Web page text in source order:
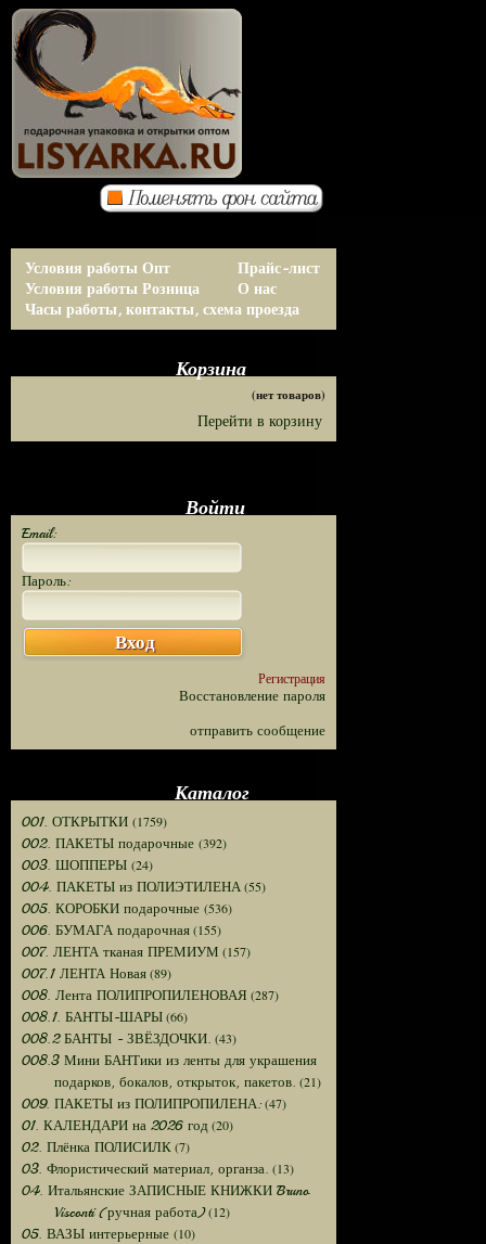
Условия работы Опт
Условия работы Розница
Прайс-лист
О нас
Часы работы, контакты, схема проезда
Корзина
(нет товаров)
Перейти в корзину
Войти
Email:
Пароль:
Вход
Регистрация
Восстановление пароля
отправить сообщение
Каталог
001. ОТКРЫТКИ (1759)
002. ПАКЕТЫ подарочные (392)
003. ШОППЕРЫ (24)
004. ПАКЕТЫ из ПОЛИЭТИЛЕНА(55)
005. КОРОБКИ подарочные (536)
006. БУМАГА подарочная(155)
007. ЛЕНТА тканая ПРЕМИУМ (157)
007.1 ЛЕНТА Новая(89)
008. Лента ПОЛИПРОПИЛЕНОВАЯ (287)
008.1. БАНТЫ-ШАРЫ(66)
008.2 БАНТЫ - ЗВЁЗДОЧКИ. (43)
008.3 Мини БАНТики из ленты для украшения
подарков, бокалов, открыток, пакетов. (21)
009. ПАКЕТЫ из ПОЛИПРОПИЛЕНА:(47)
01. КАЛЕНДАРИ на 2026 год (20)
02. Плёнка ПОЛИСИЛК(7)
03. Флористический материал, органза. (13)
04. Итальянские ЗАПИСНЫЕ КНИЖКИ Bruno
Visconti (ручная работа)(12)
05. ВАЗЫ интерьерные (10)